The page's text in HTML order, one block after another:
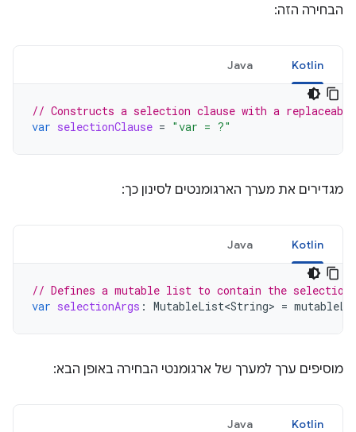
הבחירה הזה:
Kotlin
Java
// Constructs a selection clause with a replaceable
var selectionClause = "var = ?"
מגדירים את מערך הארגומנטים לסינון כך:
Kotlin
Java
// Defines a mutable list to contain the selection
var selectionArgs : MutableList<String> =
מוסיפים ערך למערך של ארגומנטי הבחירה באופן הבא:
Kotlin
Java